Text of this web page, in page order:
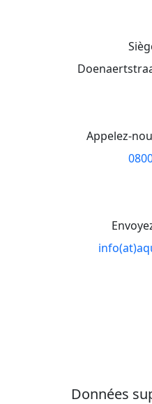
Appelez-
Données